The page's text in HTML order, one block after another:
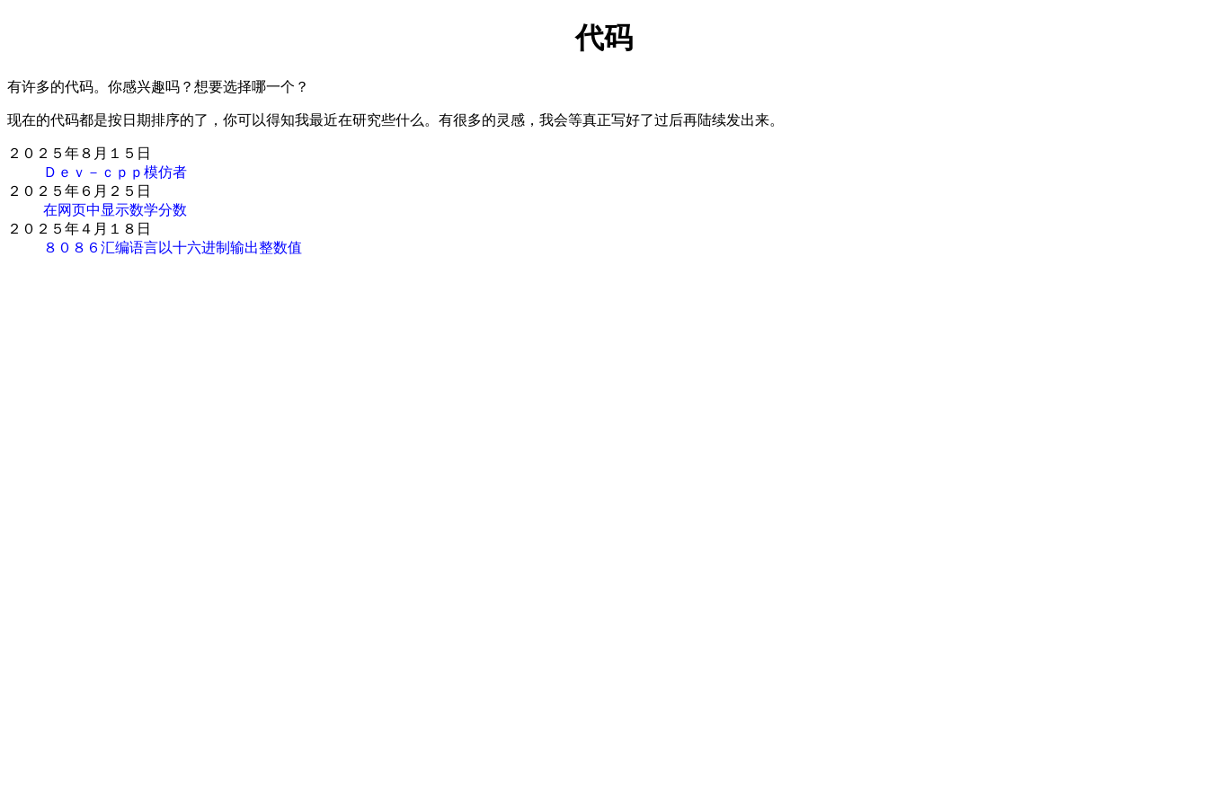
代码
有许多的代码。你感兴趣吗？想要选择哪一个？
现在的代码都是按日期排序的了，你可以得知我最近在研究些什么。有很多的灵感，我会等真正写好了过后再陆续发出来。
２０２５年８月１５日
Ｄｅｖ－ｃｐｐ模仿者
２０２５年６月２５日
在网页中显示数学分数
２０２５年４月１８日
８０８６汇编语言以十六进制输出整数值